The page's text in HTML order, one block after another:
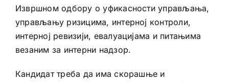
Извршном одбору о уфикасности управљања,
управљању ризицима, интерној контроли,
интерној ревизији, евалуацијама и питањима
везаним за интерни надзор.
Кандидат треба да има скорашње и